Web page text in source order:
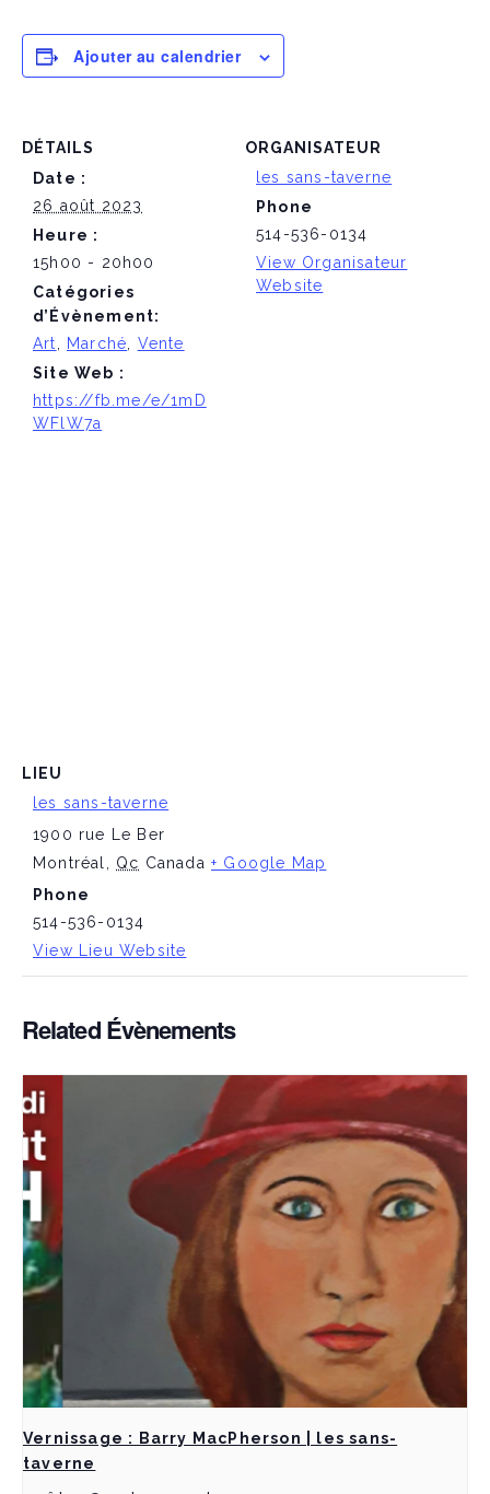
Ajouter au calendrier
DÉTAILS
Date :
26 août 2023
Heure :
15h00 - 20h00
Catégories
d’Évènement:
Art
Marché
Vente
Site Web :
https://fb.me/e/1mD
WFlW7a
ORGANISATEUR
les sans-taverne
Phone
514-536-0134
View Organisateur
Website
LIEU
les sans-taverne
1900 rue Le Ber
Montréal
Qc Canada + Google Map
Phone
514-536-0134
View Lieu Website
Related Évènements
Vernissage : Barry MacPherson | les sans-
taverne